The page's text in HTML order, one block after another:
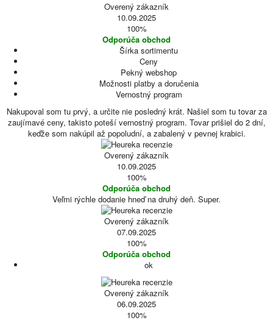
Overený zákazník
10.09.2025
100%
Odporúča obchod
Šírka sortimentu
Ceny
Pekný webshop
Možnosti platby a doručenia
Vernostný program
Nakupoval som tu prvý, a určite nie posledný krát. Našiel som tu tovar za
zaujímavé ceny, takisto poteší vernostný program. Tovar prišiel do 2 dní,
keďže som nakúpil až popoludní, a zabalený v pevnej krabici.
Overený zákazník
10.09.2025
100%
Odporúča obchod
Veľmi rýchle dodanie hneď na druhý deň. Super.
Overený zákazník
07.09.2025
100%
Odporúča obchod
ok
Overený zákazník
06.09.2025
100%